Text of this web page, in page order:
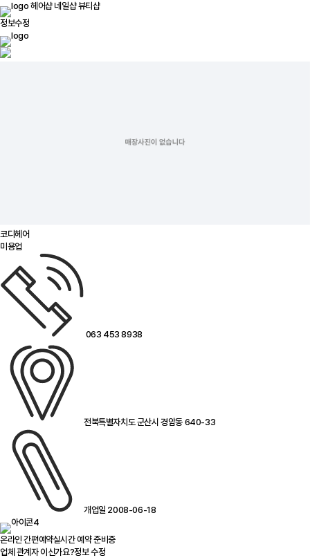
헤어샵 네일샵뷰티샵
정보수정
코디헤어
미용업
063 453 8938
전북특별자치도 군산시 경암동 640-33
개업일 2008-06-18
온라인 간편예약실시간 예약 준비중
업체 관계자 이신가요?정보 수정